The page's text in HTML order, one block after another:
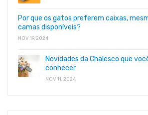
Por que os gatos preferem caixas,
camas disponíveis?
NOV 19, 2024
Novidades da Chalesco que
conhecer
NOV 11, 2024